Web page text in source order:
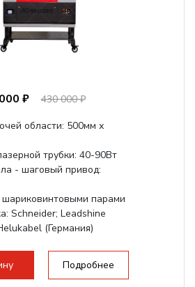
₽
430 000 ₽
области: 500мм х
трубки: 40-90Вт
- шаговый привод:
парами
Schneider; Leadshine
(Германия)
Подробнее